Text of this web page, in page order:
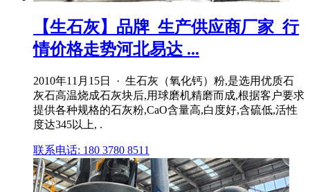
【生石灰】品牌_生产供应商厂家_行
情价格走势河北易达 ...
2010年11月15日 · 生石灰（氧化钙）粉,是选用优质石
灰石高温烧成石灰块后,用球磨机精磨而成,根据客户要求
提供各种规格的石灰粉,CaO含量高,白度好,含硫低,活性
度达345以上, .
联系电话: 180 3780 8511